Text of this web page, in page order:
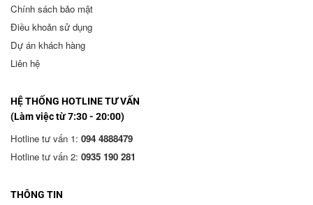
Chính sách bảo mật
Điều khoản sử dụng
Dự án khách hàng
Liên hệ
HỆ THỐNG HOTLINE TƯ VẤN
(Làm việc từ 7:30 - 20:00)
Hotline tư vấn 1: 094 4888479
Hotline tư vấn 2: 0935 190 281
THÔNG TIN